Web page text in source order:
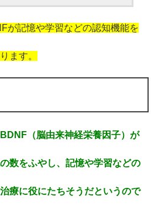
が記憶や学習などの認知機能を
ます。
（脳由来神経栄養因子）が
数をふやし、記憶や学習などの
療に役にたちそうだというので